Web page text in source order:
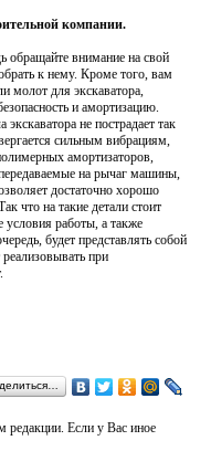
компании.
обращайте внимание на свой
к нему. Кроме того, вам
молот для экскаватора,
и амортизацию.
не пострадает так
сильным вибрациям,
амортизаторов,
на рычаг машины,
достаточно хорошо
что на такие детали стоит
условия работы, а также
будет представлять собой
при
редакции. Если у Вас иное